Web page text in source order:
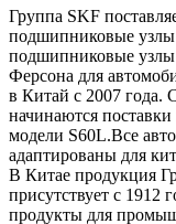
Группа SKF
подшипниковые
подшипниковые
Ферсона для
в Китай с 2007 года.
начинаются
модели S60L.Все
адаптированы для
В Китае продукция
присутствует с 1912
продукты для